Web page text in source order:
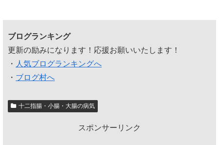
ブログランキング
更新の励みになります！応援お願いいたします！
・ 人気ブログランキングへ
・ ブログ村へ
十二指腸・小腸・大腸の病気
スポンサーリンク